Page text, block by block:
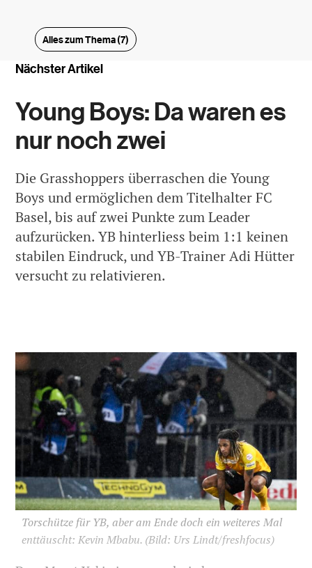
Alles zum Thema (7)
Nächster Artikel
Young Boys: Da waren es
nur noch zwei
Die Grasshoppers überraschen die Young
Boys und ermöglichen dem Titelhalter FC
Basel, bis auf zwei Punkte zum Leader
aufzurücken. YB hinterliess beim 1:1 keinen
stabilen Eindruck, und YB-Trainer Adi Hütter
versucht zu relativieren.
Torschütze für YB, aber am Ende doch ein weiteres Mal
enttäuscht: Kevin Mbabu. (Bild: Urs Lindt/freshfocus)